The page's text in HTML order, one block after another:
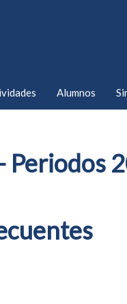
Alumnos
Periodos